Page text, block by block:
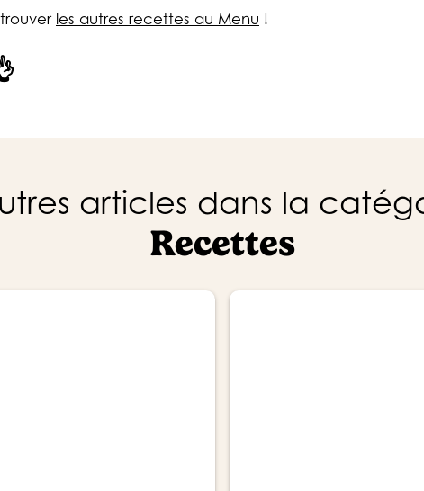
les autres recettes au Menu !
articles dans la
Recettes